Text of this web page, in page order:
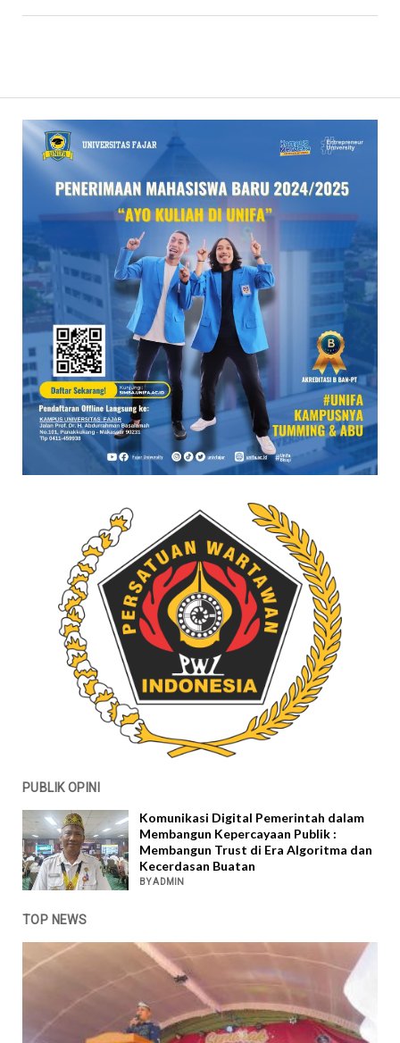
PUBLIK OPINI
Komunikasi Digital Pemerintah dalam
Membangun Kepercayaan Publik :
Membangun Trust di Era Algoritma dan
Kecerdasan Buatan
BY ADMIN
TOP NEWS